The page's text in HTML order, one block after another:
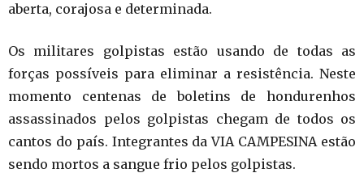
aberta, corajosa e determinada.
Os militares golpistas estão usando de todas as
forças possíveis para eliminar a resistência. Neste
momento centenas de boletins de hondurenhos
assassinados pelos golpistas chegam de todos os
cantos do país. Integrantes da VIA CAMPESINA estão
sendo mortos a sangue frio pelos golpistas.